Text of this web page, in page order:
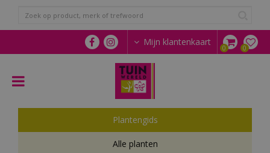
n
a
Mijn klantenkaart
Plantengids
Alle planten